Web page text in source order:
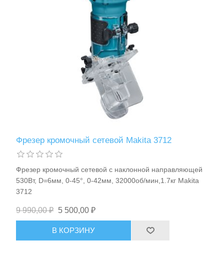
Фрезер кромочный сетевой Makita 3712
Фрезер кромочный сетевой с наклонной направляющей
530Вт, D=6мм, 0-45°, 0-42мм, 32000об/мин,1.7кг Makita
3712
9 990,00 ₽ 5 500,00 ₽
В КОРЗИНУ